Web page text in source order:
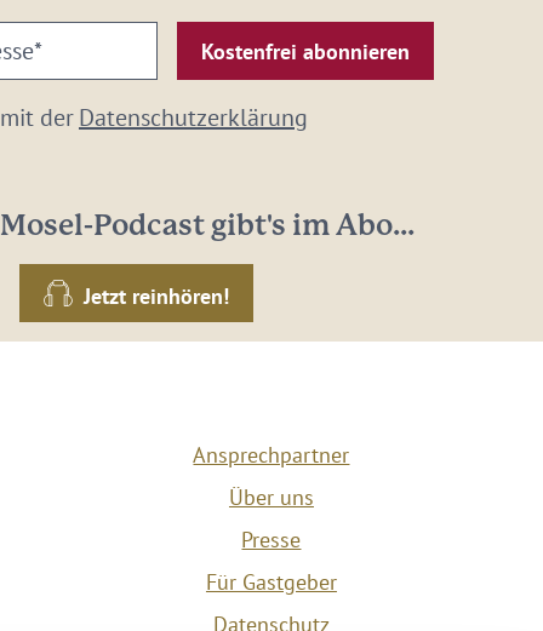
derDatenschutzerklärung
Podcast gibt's im Abo...
Jetzt reinhören!
Ansprechpartner
Über uns
Presse
Für Gastgeber
Datenschutz